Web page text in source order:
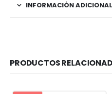
INFORMACIÓN ADICIONAL
PRODUCTOS